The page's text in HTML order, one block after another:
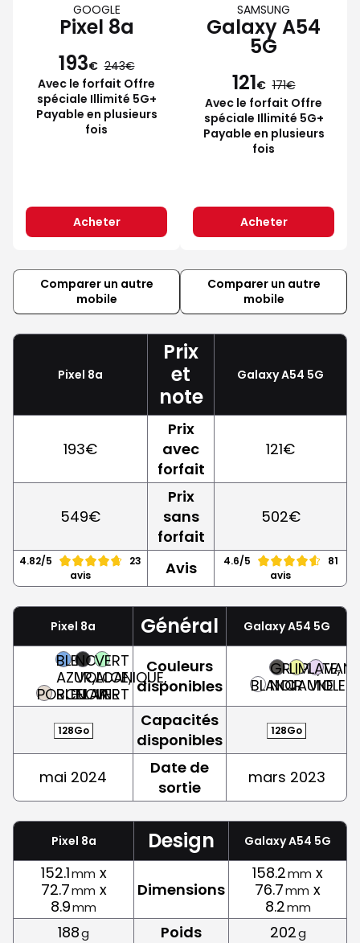
GOOGLE
Pixel 8a
193€ 243
Avec le forfait Offre
spéciale Illimité 5G+
Payable en plusieurs
fois
Acheter
SAMSUNG
Galaxy A54
5G
121€ 171
Avec le forfait Offre
spéciale Illimité 5G+
Payable en plusieurs
fois
Acheter
Comparer un autre
mobile
Comparer un autre
mobile
Pixel 8a
Prix
et
note
Galaxy A54 5G
193€
Prix
avec
forfait
121€
549€
Prix
sans
forfait
502€
4.82/5
23
avis
Avis 4.6/5
81
avis
Pixel 8a Général Galaxy A54 5G
PORCELAINE
BLEU
AZUR,
BLEU
NOIR
VOLCANIQUE,
NOIR
VERT
ALOE,
VERT
Couleurs
disponibles
BLANC
GRAPHITE,
NOIR
LIME,
JAUNE
VIOLET
128Go
Capacités
disponibles
128Go
mai 2024
Date de
sortie
mars 2023
Pixel 8a Design Galaxy A54 5G
152.1mm x
72.7mm x
8.9mm
Dimensions
158.2mm x
76.7mm x
8.2mm
188g Poids 202g